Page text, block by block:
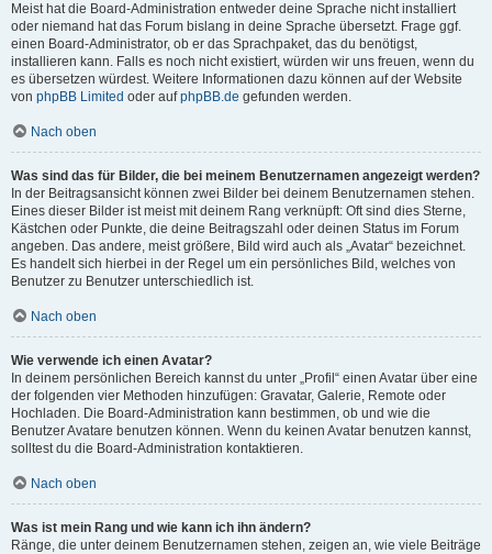
Meist hat die Board-Administration entweder deine Sprache nicht installiert
oder niemand hat das Forum bislang in deine Sprache übersetzt. Frage ggf.
einen Board-Administrator, ob er das Sprachpaket, das du benötigst,
installieren kann. Falls es noch nicht existiert, würden wir uns freuen, wenn du
es übersetzen würdest. Weitere Informationen dazu können auf der Website
von phpBB Limited oder aufphpBB.de gefunden werden.
Nach oben
Was sind das für Bilder, die bei meinem Benutzernamen angezeigt werden?
In der Beitragsansicht können zwei Bilder bei deinem Benutzernamen stehen.
Eines dieser Bilder ist meist mit deinem Rang verknüpft: Oft sind dies Sterne,
Kästchen oder Punkte, die deine Beitragszahl oder deinen Status im Forum
angeben. Das andere, meist größere, Bild wird auch als „Avatar“ bezeichnet.
Es handelt sich hierbei in der Regel um ein persönliches Bild, welches von
Benutzer zu Benutzer unterschiedlich ist.
Nach oben
Wie verwende ich einen Avatar?
In deinem persönlichen Bereich kannst du unter „Profil“ einen Avatar über eine
der folgenden vier Methoden hinzufügen: Gravatar, Galerie, Remote oder
Hochladen. Die Board-Administration kann bestimmen, ob und wie die
Benutzer Avatare benutzen können. Wenn du keinen Avatar benutzen kannst,
solltest du die Board-Administration kontaktieren.
Nach oben
Was ist mein Rang und wie kann ich ihn ändern?
Ränge, die unter deinem Benutzernamen stehen, zeigen an, wie viele Beiträge